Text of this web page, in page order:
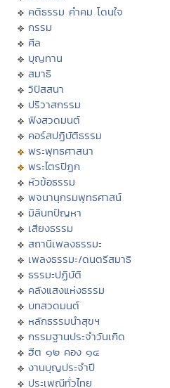
คติธรรม คำคม โดนใจ
กรรม
ศีล
บุญทาน
สมาธิ
วิปัสสนา
ปริวาสกรรม
ฟังสวดมนต์
คอร์สปฏิบัติธรรม
พระพุทธศาสนา
พระไตรปิฏก
หัวข้อธรรม
พจนานุกรมพุทธศาสน์
มิลินทปัญหา
เสียงธรรม
สถานีเพลงธรรมะ
เพลงธรรมะ/ดนตรีสมาธิ
ธรรมะปฏิบัติ
คลังแสงแห่งธรรม
บทสวดมนต์
หลักธรรมนำสุขฯ
กรรมฐานประจำวันเกิด
ฮีต ๑๒ คอง ๑๔
งานบุญประจำปี
ประเพณีทั่วไทย